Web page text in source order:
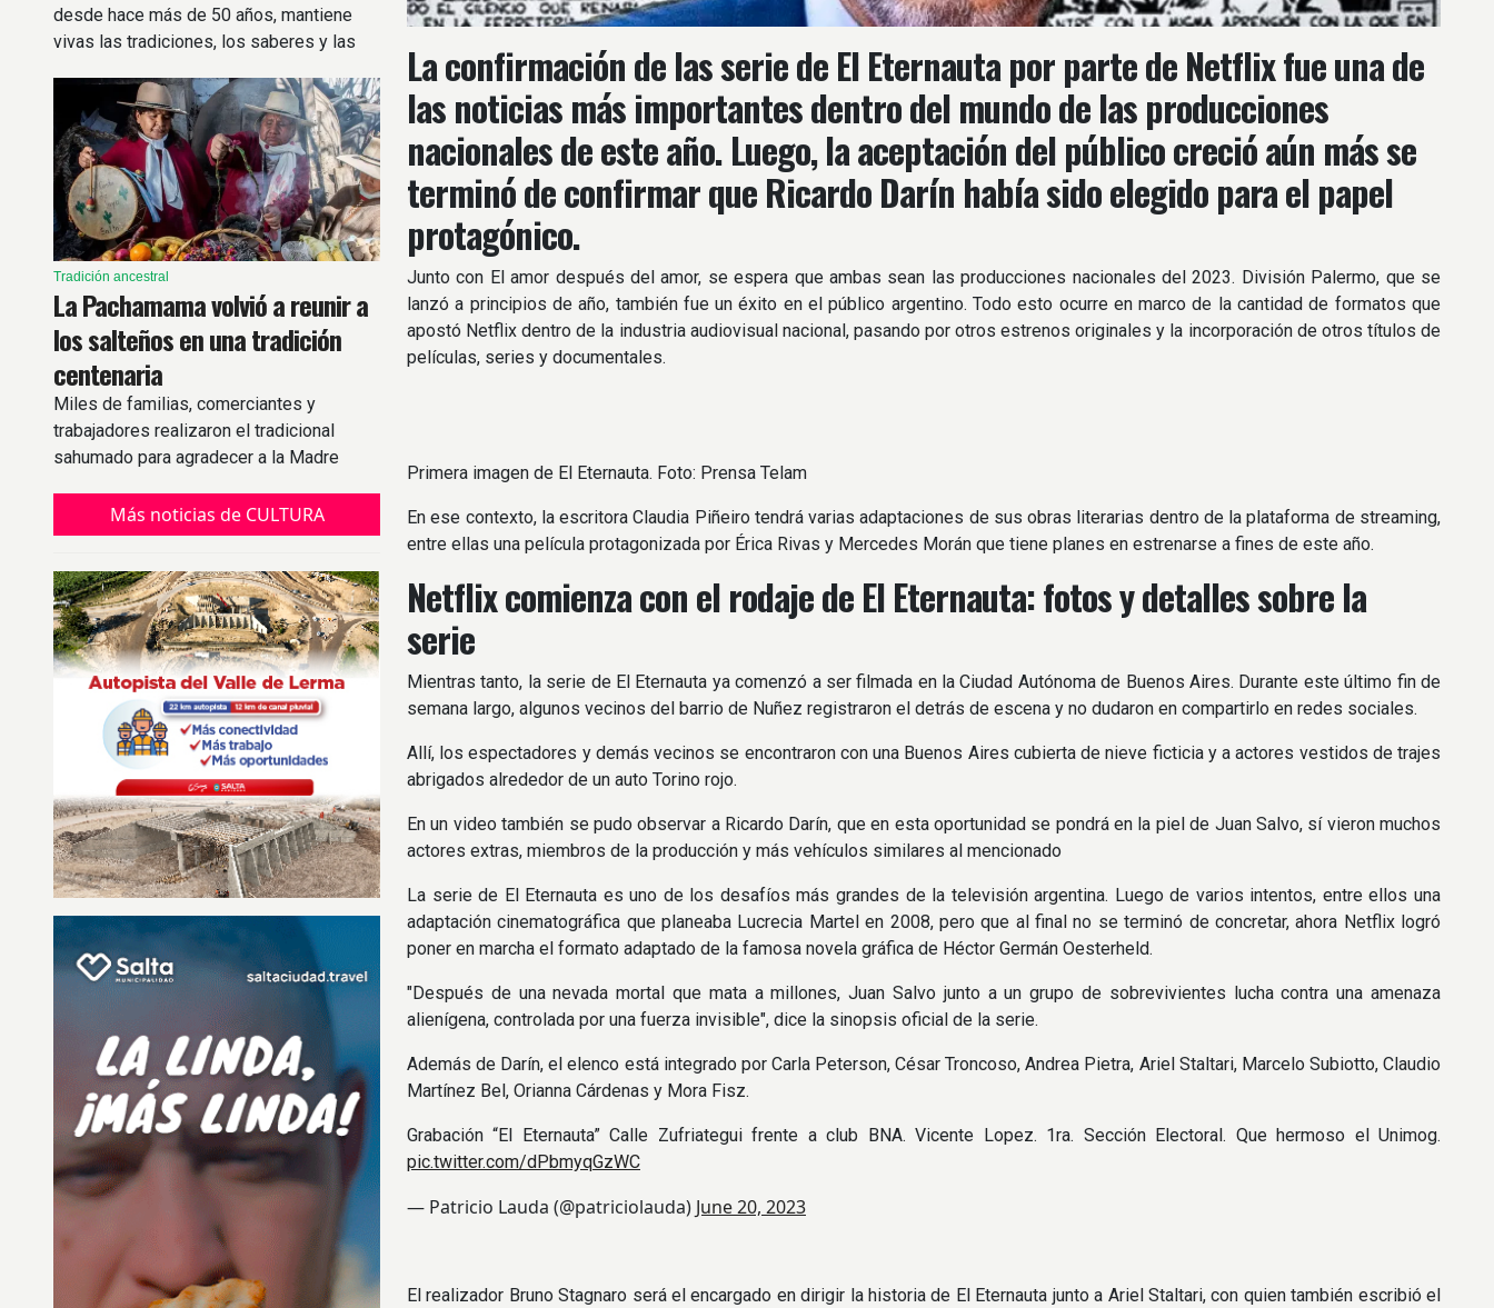
desde hace más de 50 años, mantiene
vivas las tradiciones, los saberes y las
Tradición ancestral
La Pachamama volvió a reunir a
los salteños en una tradición
centenaria
Miles de familias, comerciantes y
trabajadores realizaron el tradicional
sahumado para agradecer a la Madre
durante el nuevo ciclo.
Más noticias de CULTURA
La confirmación de las serie de El Eternauta por parte de Netflix fue una de
las noticias más importantes dentro del mundo de las producciones
nacionales de este año. Luego, la aceptación del público creció aún más se
terminó de confirmar que Ricardo Darín había sido elegido para el papel
protagónico.
Junto con El amor después del amor, se espera que ambas sean las producciones nacionales del 2023. División Palermo, que se
lanzó a principios de año, también fue un éxito en el público argentino. Todo esto ocurre en marco de la cantidad de formatos que
apostó Netflix dentro de la industria audiovisual nacional, pasando por otros estrenos originales y la incorporación de otros títulos de
películas, series y documentales.
Primera imagen de El Eternauta. Foto: Prensa Telam
En ese contexto, la escritora Claudia Piñeiro tendrá varias adaptaciones de sus obras literarias dentro de la plataforma de streaming,
entre ellas una película protagonizada por Érica Rivas y Mercedes Morán que tiene planes en estrenarse a fines de este año.
Netflix comienza con el rodaje de El Eternauta: fotos y detalles sobre la
serie
Mientras tanto, la serie de El Eternauta ya comenzó a ser filmada en la Ciudad Autónoma de Buenos Aires. Durante este último fin de
semana largo, algunos vecinos del barrio de Nuñez registraron el detrás de escena y no dudaron en compartirlo en redes sociales.
Allí, los espectadores y demás vecinos se encontraron con una Buenos Aires cubierta de nieve ficticia y a actores vestidos de trajes
abrigados alrededor de un auto Torino rojo.
En un video también se pudo observar a Ricardo Darín, que en esta oportunidad se pondrá en la piel de Juan Salvo, sí vieron muchos
actores extras, miembros de la producción y más vehículos similares al mencionado
La serie de El Eternauta es uno de los desafíos más grandes de la televisión argentina. Luego de varios intentos, entre ellos una
adaptación cinematográfica que planeaba Lucrecia Martel en 2008, pero que al final no se terminó de concretar, ahora Netflix logró
poner en marcha el formato adaptado de la famosa novela gráfica de Héctor Germán Oesterheld.
"Después de una nevada mortal que mata a millones, Juan Salvo junto a un grupo de sobrevivientes lucha contra una amenaza
alienígena, controlada por una fuerza invisible", dice la sinopsis oficial de la serie.
Además de Darín, el elenco está integrado por Carla Peterson, César Troncoso, Andrea Pietra, Ariel Staltari, Marcelo Subiotto, Claudio
Martínez Bel, Orianna Cárdenas y Mora Fisz.
Grabación “El Eternauta” Calle Zufriategui frente a club BNA. Vicente Lopez. 1ra. Sección Electoral. Que hermoso el Unimog.
pic.twitter.com/dPbmyqGzWC
— Patricio Lauda (@patriciolauda) June 20, 2023
El realizador Bruno Stagnaro será el encargado en dirigir la historia de El Eternauta junto a Ariel Staltari, con quien también escribió el